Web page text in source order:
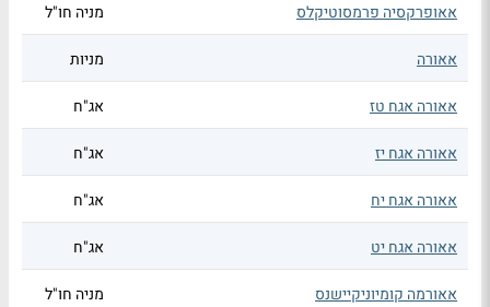
אאופרקסיה פרמסוטיקלס מניה חו"ל
אאורה מניות
אאורה אגח טז אג"ח
אאורה אגח יז אג"ח
אאורה אגח יח אג"ח
אאורה אגח יט אג"ח
אאורמה קומיוניקיישנס מניה חו"ל